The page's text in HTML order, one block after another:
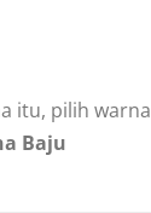
itu, pilih warna
Baju